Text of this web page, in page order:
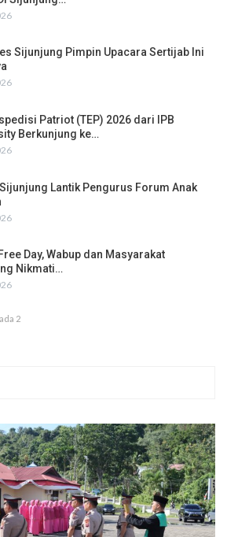
Sijunjung Pimpin Upacara Sertijab Ini
Patriot (TEP) 2026 dari IPB
Berkunjung ke…
Lantik Pengurus Forum Anak
Day, Wabup dan Masyarakat
Nikmati…
2